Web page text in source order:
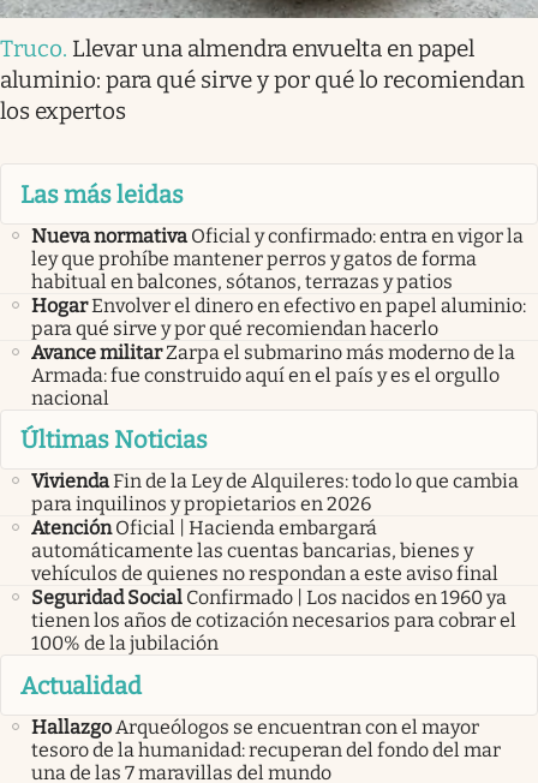
Truco. Llevar una almendra envuelta en papel
aluminio: para qué sirve y por qué lo recomiendan
los expertos
Las más leidas
Nueva normativa Oficial y confirmado: entra en vigor la
ley que prohíbe mantener perros y gatos de forma
habitual en balcones, sótanos, terrazas y patios
HogarEnvolver el dinero en efectivo en papel aluminio:
para qué sirve y por qué recomiendan hacerlo
Avance militarZarpa el submarino más moderno de la
Armada: fue construido aquí en el país y es el orgullo
nacional
Últimas Noticias
ViviendaFin de la Ley de Alquileres: todo lo que cambia
para inquilinos y propietarios en 2026
Atención Oficial | Hacienda embargará
automáticamente las cuentas bancarias, bienes y
vehículos de quienes no respondan a este aviso final
Seguridad Social Confirmado | Los nacidos en 1960 ya
tienen los años de cotización necesarios para cobrar el
100% de la jubilación
Actualidad
HallazgoArqueólogos se encuentran con el mayor
tesoro de la humanidad: recuperan del fondo del mar
una de las 7 maravillas del mundo